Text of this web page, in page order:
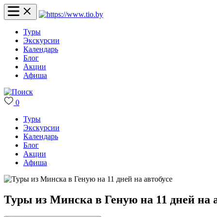
Туры
Экскурсии
Календарь
Блог
Акции
Афиша
0
Туры
Экскурсии
Календарь
Блог
Акции
Афиша
Туры из Минска в Геную на 11 дней на